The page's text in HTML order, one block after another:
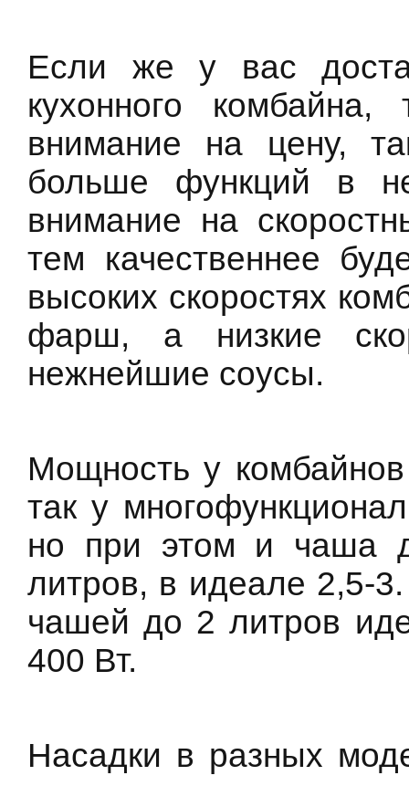
Если же у вас
кухонного
внимание на цену,
больше функций в
внимание на
тем качественнее
высоких скоростях
фарш, а низкие
нежнейшие соусы.
Мощность у
так у
но при этом и чаша
литров, в идеале 2,5-
чашей до 2 литров
400 Вт.
Насадки в разных